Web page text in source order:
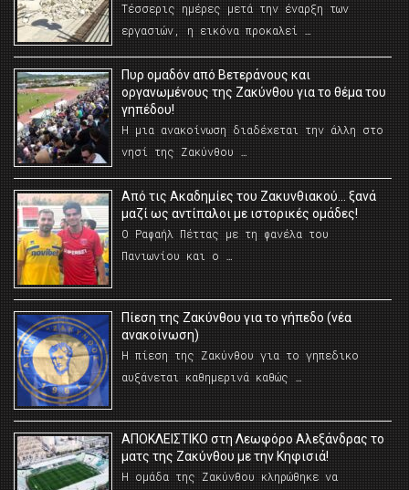
Τέσσερις ημέρες μετά την έναρξη των
εργασιών, η εικόνα προκαλεί …
Πυρ ομαδόν από Βετεράνους και
οργανωμένους της Ζακύνθου για το θέμα του
γηπέδου!
Η μια ανακοίνωση διαδέχεται την άλλη στο
νησί της Ζακύνθου …
Από τις Ακαδημίες του Ζακυνθιακού… ξανά
μαζί ως αντίπαλοι με ιστορικές ομάδες!
Ο Ραφαήλ Πέττας με τη φανέλα του
Πανιωνίου και ο …
Πίεση της Ζακύνθου για το γήπεδο (νέα
ανακοίνωση)
Η πίεση της Ζακύνθου για το γηπεδικο
αυξάνεται καθημερινά καθώς …
AΠΟΚΛΕΙΣΤΙΚΟ στη Λεωφόρο Αλεξάνδρας το
ματς της Ζακύνθου με την Κηφισιά!
Η ομάδα της Ζακύνθου κληρώθηκε να